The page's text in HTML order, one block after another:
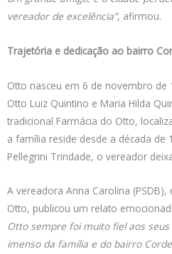
vereador de excelência”, afirmou.
Trajetória e dedicação ao bairro
Otto nasceu em 6 de novembro de
Otto Luiz Quintino e Maria Hilda
tradicional Farmácia do Otto,
a família reside desde a década de
Pellegrini Trindade, o vereador
A vereadora Anna Carolina
Otto, publicou um relato
Otto sempre foi muito fiel aos
imenso da família e do bairro